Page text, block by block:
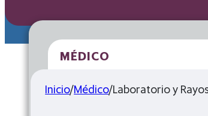
MÉDICO
PEDIATRÍA
Inicio/Médico/Laboratorio y